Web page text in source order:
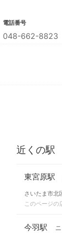
電話番号
048-662-8823
近くの駅
東宮原駅
さいたま市北
このページの
今羽駅